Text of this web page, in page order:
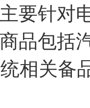
要针对
品包括
相关备